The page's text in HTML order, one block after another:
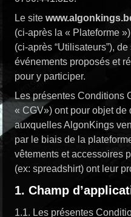
Le site
(ci-après la « Plateforme
(ci-après “Utilisateurs”),
événements proposés et
pour y participer.
Les présentes Conditions
« CGV») ont pour objet
auxquelles AlgonKings
par le biais de la
vêtements et accessoires
(ex: spreadshirt) ont leur
1. Champ
1.1. Les présentes